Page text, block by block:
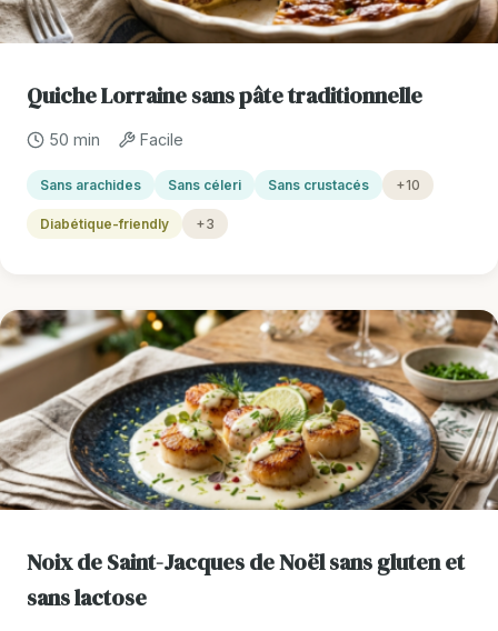
Quiche Lorraine sans pâte traditionnelle
50 min Facile
Sans arachides Sans céleri Sans crustacés +10
Diabétique-friendly +3
Noix de Saint-Jacques de Noël sans gluten et
sans lactose